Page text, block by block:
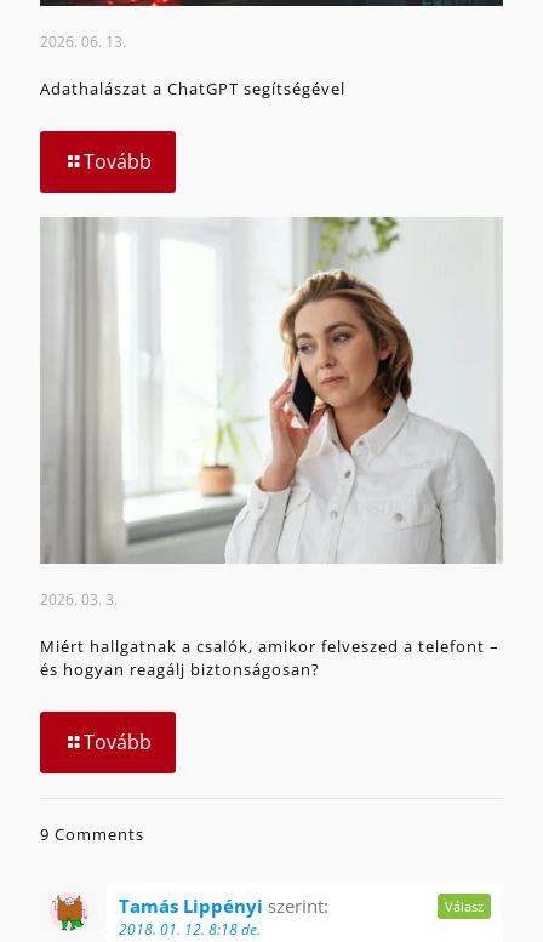
2026. 06. 13.
Adathalászat a ChatGPT segítségével
Tovább
2026. 03. 3.
Miért hallgatnak a csalók, amikor felveszed a telefont –
és hogyan reagálj biztonságosan?
Tovább
9 Comments
Tamás Lippényi szerint:
2018. 01. 12. 8:18 de.
Válasz